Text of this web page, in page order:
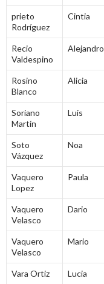
prieto
Rodríguez
Cintia
Recio
Valdespino
Alejandro
Rosino
Blanco
Alicia
Soriano
Martín
Luis
Soto
Vázquez
Noa
Vaquero
Lopez
Paula
Vaquero
Velasco
Dario
Vaquero
Velasco
Mario
Vara Ortiz Lucia